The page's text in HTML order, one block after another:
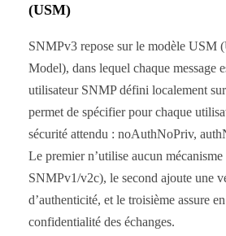
(USM)
SNMPv3 repose sur le modèle USM
Model), dans lequel chaque message
utilisateur SNMP défini localement
permet de spécifier pour chaque
sécurité attendu : noAuthNoPriv,
Le premier n’utilise aucun
SNMPv1/v2c), le second ajoute une
d’authenticité, et le troisième assure
confidentialité des échanges.